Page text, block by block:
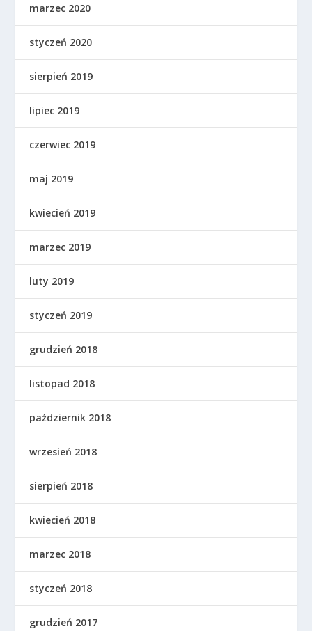
marzec 2020
styczeń 2020
sierpień 2019
lipiec 2019
czerwiec 2019
maj 2019
kwiecień 2019
marzec 2019
luty 2019
styczeń 2019
grudzień 2018
listopad 2018
październik 2018
wrzesień 2018
sierpień 2018
kwiecień 2018
marzec 2018
styczeń 2018
grudzień 2017